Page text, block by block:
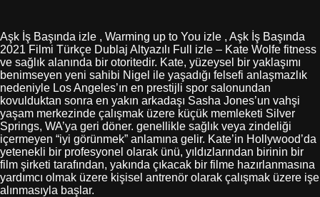
Aşk İş Başında izle , Warming up to You izle , Aşk İş Başında
2021 Filmi Türkçe Dublaj Altyazılı Full izle – Kate Wolfe fitness
ve sağlık alanında bir otoritedir. Kate, yüzeysel bir yaklaşımı
benimseyen yeni sahibi Nigel ile yaşadığı felsefi anlaşmazlık
nedeniyle Los Angeles’ın en prestijli spor salonundan
kovulduktan sonra en yakın arkadaşı Sasha Jones’un vahşi
yaşam merkezinde çalışmak üzere küçük memleketi Silver
Springs, WA’ya geri döner. genellikle sağlık veya zindeliği
içermeyen “iyi görünmek” anlamına gelir. Kate’in Hollywood’da
yetenekli bir profesyonel olarak ünü, yıldızlarından birinin bir
film şirketi tarafından, yakında çıkacak bir filme hazırlanmasına
yardımcı olmak üzere kişisel antrenör olarak çalışmak üzere işe
alınmasıyla başlar.